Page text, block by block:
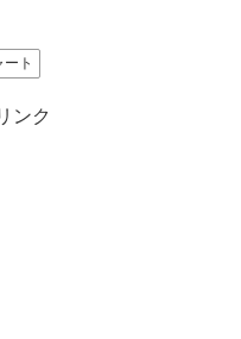
ト
ンク